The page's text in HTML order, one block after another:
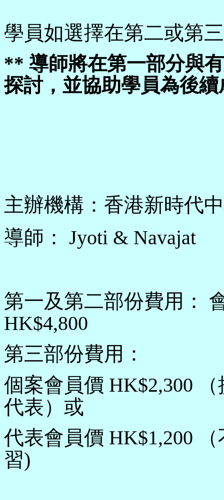
學員如選擇在第二或第
** 導師將在第一部分與
探討，並協助學員為後
主辦機構： 香港新時代
導師 ： Jyoti & Navajat
第一及第二部份費用：
HK$4,800
第三部份費用：
個案會員價 HK$2,300
代表）或
代表會員價 HK$1,200
習)